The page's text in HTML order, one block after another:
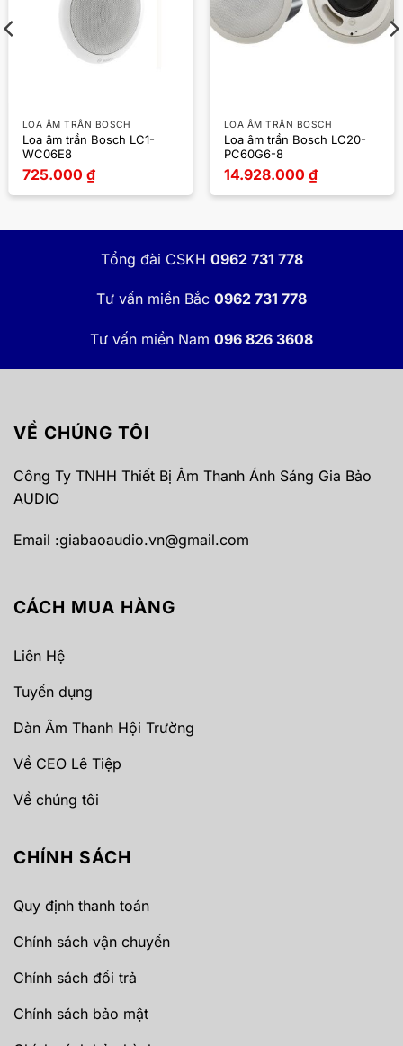
LOA ÂM TRẦN BOSCH
Loa âm trần Bosch LC1-
WC06E8
725.000 ₫
LOA ÂM TRẦN BOSCH
Loa âm trần Bosch LC20-
PC60G6-8
14.928.000 ₫
Tổng đài CSKH 0962 731 778
Tư vấn miền Bắc 0962 731 778
Tư vấn miền Nam 096 826 3608
VỀ CHÚNG TÔI
Công Ty TNHH Thiết Bị Âm Thanh Ánh Sáng Gia Bảo
AUDIO
Email :giabaoaudio.vn@gmail.com
CÁCH MUA HÀNG
Liên Hệ
Tuyển dụng
Dàn Âm Thanh Hội Trường
Về CEO Lê Tiệp
Về chúng tôi
CHÍNH SÁCH
Quy định thanh toán
Chính sách vận chuyển
Chính sách đổi trả
Chính sách bảo mật